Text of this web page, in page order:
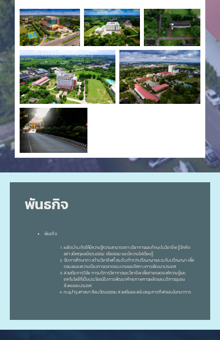
พันธกิจ
พันธกิจ
ผลิตบัณฑิตให้มีความรู้ความสามารถทางวิชาการและทักษะในวิชาชีพ รู้จักคิด
อย่างมีเหตุผลมีคุณธรรม จริยธรรม และมีความใฝ่เรียนรู้
จัดการศึกษาทางด้านวิชาชีพทั้งระดับต่ำกว่าปริญญาและระดับปริญญา เพื่อ
ตอบสนองความต้องการตลาดแรงงานและทิศทางการพัฒนาประเทศ
ส่งเสริมการวิจัย การบริการวิชาการและวิชาชีพ เพื่อถ่ายทอดองค์ความรู้และ
เทคโนโลยีที่เป็นประโยชน์ในการพัฒนาศักยภาพการผลิตและบริการชุมชน
สังคมและประเทศ
ทะนุบำรุงศาสนา ศิลปวัฒนธรรม ส่งเสริมและสนับสนุนการกีฬาและนันทนาการ